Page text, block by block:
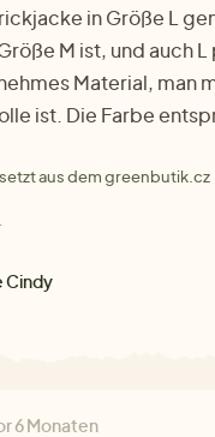
in Größe L
M ist, und auch L
Material, man
ist. Die Farbe
aus dem greenbutik.cz
Cindy
6 Monaten